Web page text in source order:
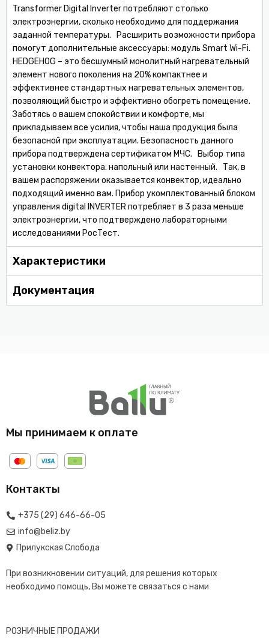
Transformer Digital Inverter потребляют столько
электроэнергии, сколько необходимо для поддержания
заданной температуры. Расширить возможности прибора
помогут дополнительные аксессуары: модуль Smart Wi-Fi.
HEDGEHOG – это бесшумный монолитный нагревательный
элемент нового поколения на 20% компактнее и
эффективнее стандартных нагревательных элементов,
позволяющий быстро и эффективно обогреть помещение.
Заботясь о вашем спокойствии и комфорте, мы
прикладываем все усилия, чтобы наша продукция была
безопасной при эксплуатации. Безопасность данного
прибора подтверждена сертификатом МЧС. Выбор типа
установки конвектора: напольный или настенный. Так, в
вашем распоряжении оказывается конвектор, идеально
подходящий именно вам. Прибор укомплектованный блоком
управления digital INVERTER потребляет в 3 раза меньше
электроэнергии, что подтверждено лабораторными
исследованиями РосТест.
Характеристики
Документация
Мы принимаем к оплате
Контакты
+375 (29) 646-66-05
info@beliz.by
Прилукская Слобода
При возникновении ситуаций, для решения которых
необходимо помощь, Вы можете связаться с нами
РОЗНИЧНЫЕ ПРОДАЖИ